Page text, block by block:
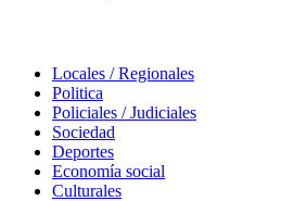
Locales / Regionales
Politica
Policiales / Judiciales
Sociedad
Deportes
Economía social
Culturales